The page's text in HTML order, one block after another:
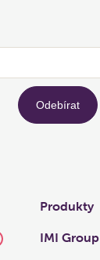
Produkty
IMI Group